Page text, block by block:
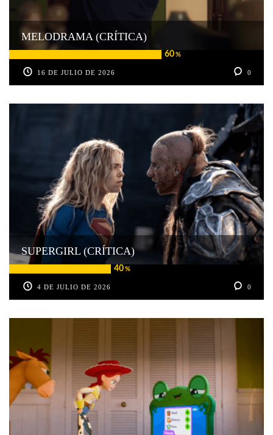
60%
MELODRAMA (CRÍTICA)
16 DE JULIO DE 2026 0
40%
SUPERGIRL (CRÍTICA)
4 DE JULIO DE 2026 0